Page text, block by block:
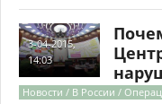
3-04-2015,
14:03
Новости / В России /